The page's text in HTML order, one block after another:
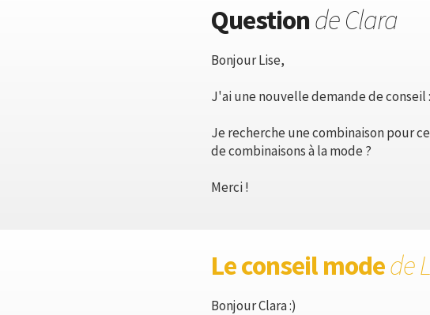
Questionde Clara
Bonjour Lise,
J'ai une nouvelle demande de conseil
Je recherche une combinaison pour
de combinaisons à la mode ?
Merci !
Le conseil modede
Bonjour Clara :)